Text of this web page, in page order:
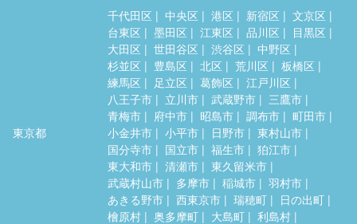
東京都
千代田区 中央区 港区 新宿区
文京区
台東区
墨田区 江東区 品川区
目黒区
大田区
世田谷区 渋谷区
中野区
杉並区
豊島区 北区 荒川区
板橋区
練馬区
足立区 葛飾区
江戸川区
八王子市
立川市 武蔵野市
三鷹市
青梅市
府中市 昭島市 調布市
町田市
小金井市
小平市 日野市
東村山市
国分寺市
国立市 福生市
狛江市
東大和市
清瀬市
東久留米市
武蔵村山市
多摩市 稲城市
羽村市
あきる野市
西東京市 瑞穂町
日の出町
檜原村
奥多摩町 大島町 利島村